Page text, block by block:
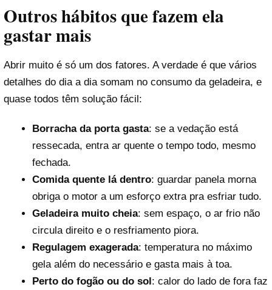
Outros hábitos que fazem ela
gastar mais
Abrir muito é só um dos fatores. A verdade é que vários
detalhes do dia a dia somam no consumo da geladeira, e
quase todos têm solução fácil:
Borracha da porta gasta: se a vedação está
ressecada, entra ar quente o tempo todo, mesmo
fechada.
Comida quente lá dentro: guardar panela morna
obriga o motor a um esforço extra pra esfriar tudo.
Geladeira muito cheia: sem espaço, o ar frio não
circula direito e o resfriamento piora.
Regulagem exagerada: temperatura no máximo
gela além do necessário e gasta mais à toa.
Perto do fogão ou do sol: calor do lado de fora faz